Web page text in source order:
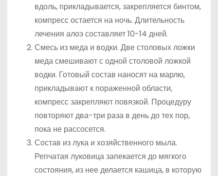
вдоль, прикладывается, закрепляется бинтом,
компресс остается на ночь. Длительность
лечения алоэ составляет 10-14 дней.
Смесь из меда и водки. Две столовых ложки
меда смешивают с одной столовой ложкой
водки. Готовый состав наносят на марлю,
прикладывают к пораженной области,
компресс закрепляют повязкой. Процедуру
повторяют два-три раза в день до тех пор,
пока не рассосется.
Состав из лука и хозяйственного мыла.
Репчатая луковица запекается до мягкого
состояния, из нее делается кашица, в которую